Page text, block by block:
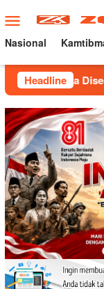
ke
konten
Menu
Mobile
Nasional
Headline
Petani